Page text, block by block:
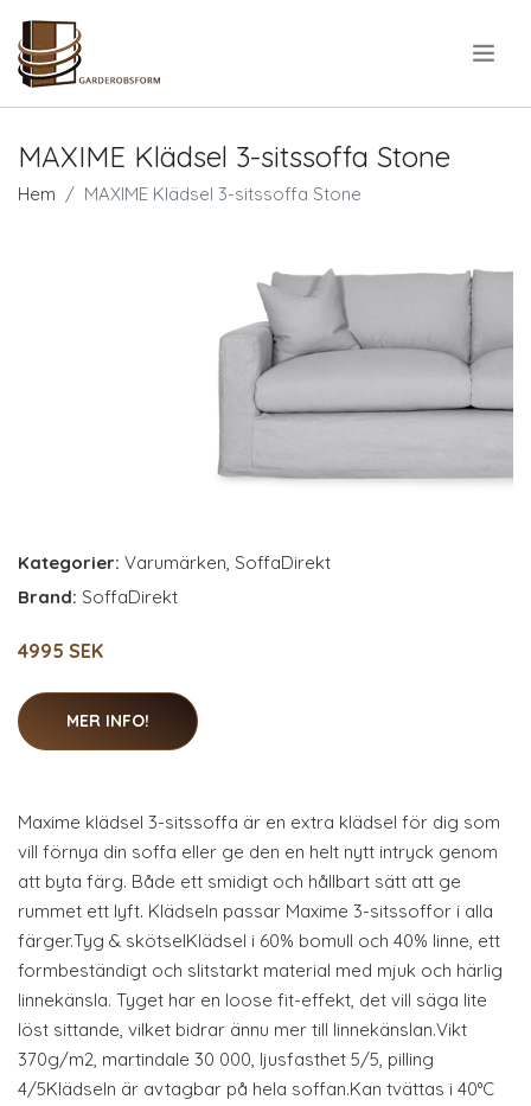
MAXIME Klädsel 3-sitssoffa Stone
Hem MAXIME Klädsel 3-sitssoffa Stone
Kategorier: Varumärken, SoffaDirekt
Brand: SoffaDirekt
4995 SEK
MER INFO!
Maxime klädsel 3-sitssoffa är en extra klädsel för dig som
vill förnya din soffa eller ge den en helt nytt intryck genom
att byta färg. Både ett smidigt och hållbart sätt att ge
rummet ett lyft. Klädseln passar Maxime 3-sitssoffor i alla
färger.Tyg & skötselKlädsel i 60% bomull och 40% linne, ett
formbeständigt och slitstarkt material med mjuk och härlig
linnekänsla. Tyget har en loose fit-effekt, det vill säga lite
löst sittande, vilket bidrar ännu mer till linnekänslan.Vikt
370g/m2, martindale 30 000, ljusfasthet 5/5, pilling
4/5Klädseln är avtagbar på hela soffan.Kan tvättas i 40°C